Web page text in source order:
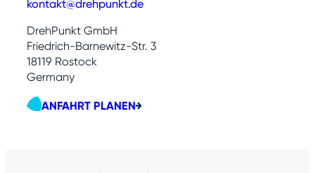
kontakt@drehpunkt.de
DrehPunkt GmbH
Friedrich-Barnewitz-Str. 3
18119 Rostock
Germany
ANFAHRT PLANEN